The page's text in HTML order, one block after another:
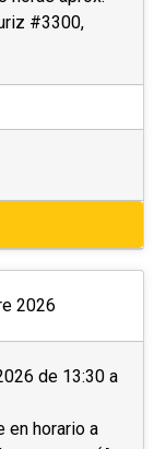
#3300,
2026
de 13:30 a
en horario a